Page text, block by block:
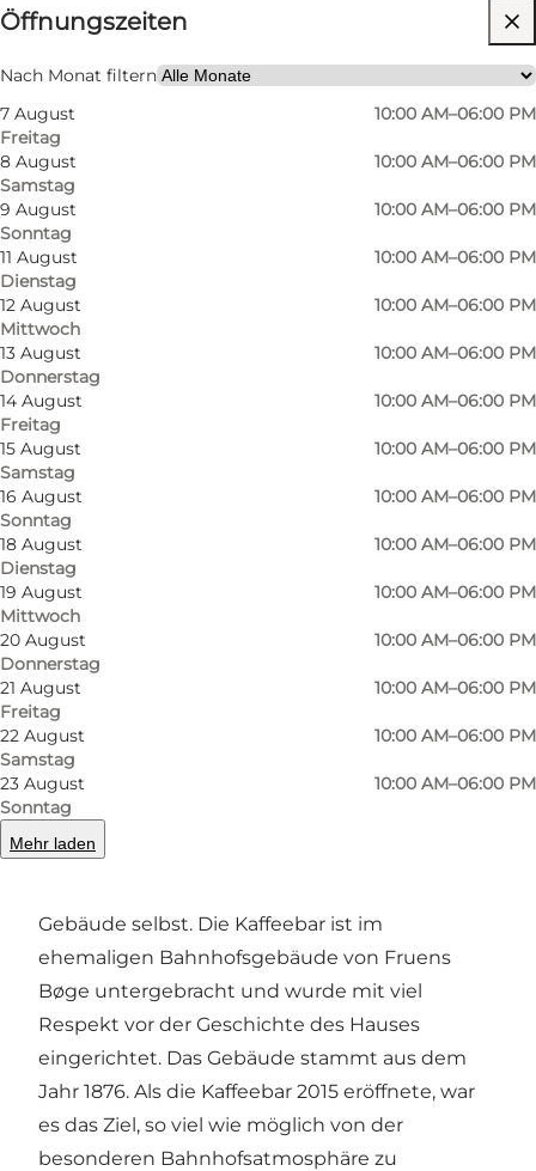
Öffnungszeiten
Nach Monat filtern
7 August
Freitag
10:00 AM–06:00 PM
8 August
Samstag
10:00 AM–06:00 PM
9 August
Sonntag
10:00 AM–06:00 PM
11 August
Dienstag
10:00 AM–06:00 PM
12 August
Mittwoch
10:00 AM–06:00 PM
13 August
Donnerstag
10:00 AM–06:00 PM
14 August
Freitag
10:00 AM–06:00 PM
15 August
Samstag
10:00 AM–06:00 PM
16 August
Sonntag
10:00 AM–06:00 PM
18 August
Dienstag
10:00 AM–06:00 PM
19 August
Mittwoch
10:00 AM–06:00 PM
20 August
Donnerstag
10:00 AM–06:00 PM
21 August
Freitag
10:00 AM–06:00 PM
22 August
Samstag
10:00 AM–06:00 PM
23 August
Sonntag
10:00 AM–06:00 PM
Mehr laden
Website besuchen
Mir selbst, Mein Partner, Freunde
Foto:
Vom Bahnhof zur Kaffeebar
Was die Velodrom Kaffebar von vielen anderen
Gebäude selbst. Die Kaffeebar ist im
ehemaligen Bahnhofsgebäude von Fruens
Bøge untergebracht und wurde mit viel
Respekt vor der Geschichte des Hauses
eingerichtet. Das Gebäude stammt aus dem
Jahr 1876. Als die Kaffeebar 2015 eröffnete, war
es das Ziel, so viel wie möglich von der
besonderen Bahnhofsatmosphäre zu